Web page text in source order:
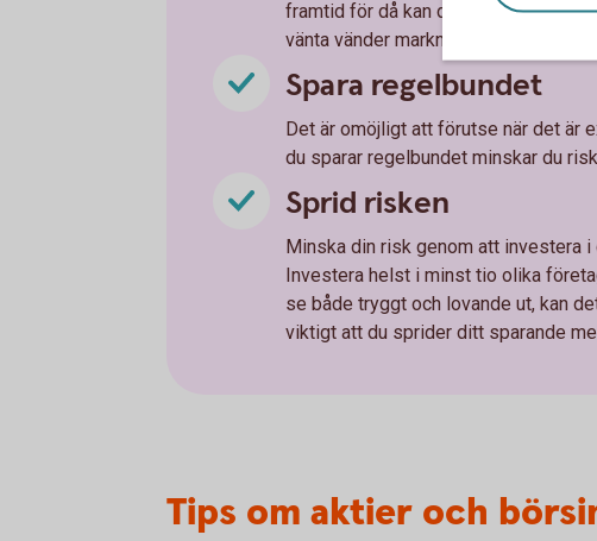
framtid för då kan du tvingas sälja
vänta vänder marknaden ofta upp igen.
Spara regelbundet
Det är omöjligt att förutse när det är
du sparar regelbundet minskar du
Sprid risken
Minska din risk genom att investera
Investera helst i minst tio olika
se både tryggt och lovande ut, kan
viktigt att du sprider ditt sparande
Tips om aktier och